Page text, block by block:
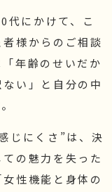
代にかけて、こ
様からのご相談
年齢のせいだか
い」と自分の中
じにくさ”は、決
の魅力を失った
性機能と身体の